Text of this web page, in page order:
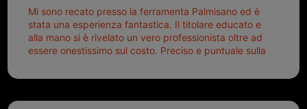
Mi sono recato presso la ferramenta Palmisano ed è
stata una esperienza fantastica. Il titolare educato e
alla mano si è rivelato un vero professionista oltre ad
essere onestissimo sul costo. Preciso e puntuale sulla